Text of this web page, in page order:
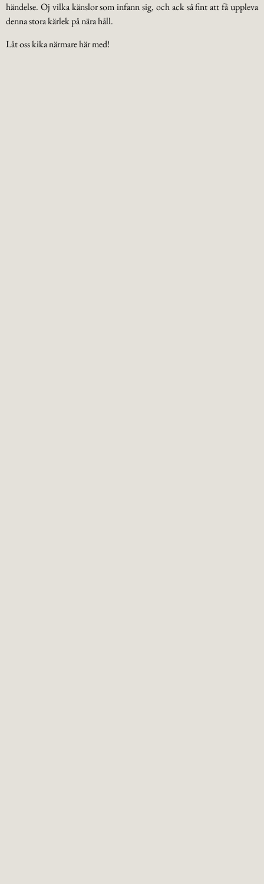
händelse. Oj vilka känslor som infann sig, och ack så fint att få uppleva
denna stora kärlek på nära håll.
Låt oss kika närmare här med!